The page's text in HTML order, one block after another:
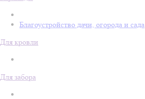
Благоустройство дачи, огорода и сада
Для кровли
Для забора